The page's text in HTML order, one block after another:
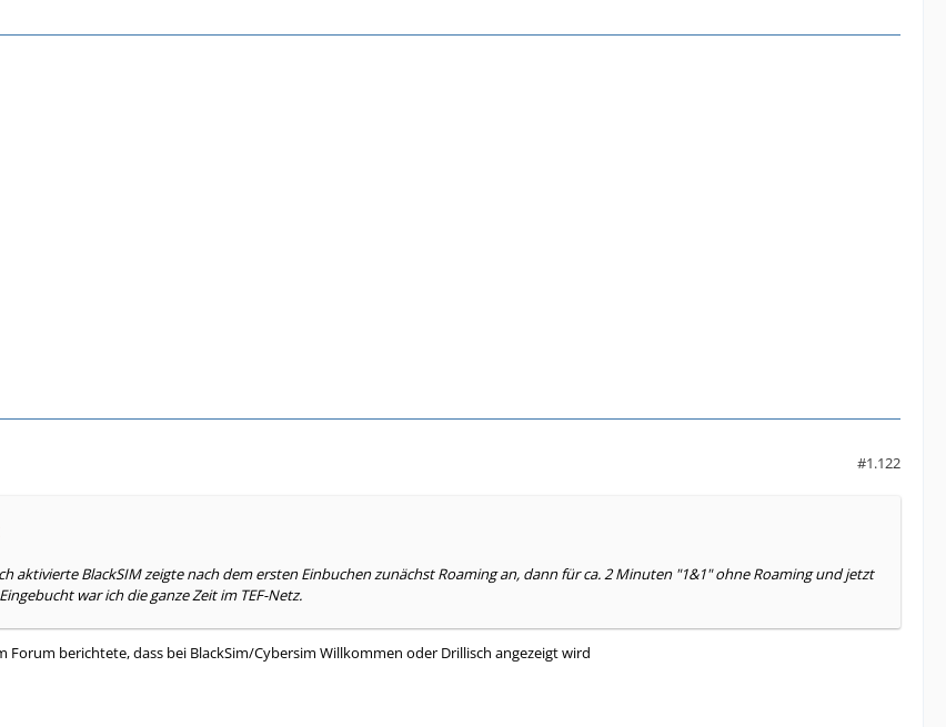
#1.122
aktivierte BlackSIM zeigte nach dem ersten Einbuchen zunächst Roaming an, dann für ca. 2 Minuten "1&1" ohne Roaming und jetzt
war ich die ganze Zeit im TEF-Netz.
Forum berichtete, dass bei BlackSim/Cybersim Willkommen oder Drillisch angezeigt wird